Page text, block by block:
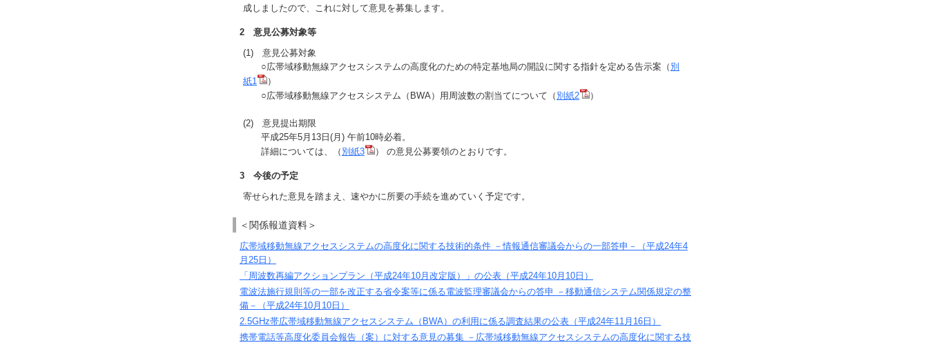
成しましたので、これに対して意見を募集します。
2 意見公募対象等
(1) 意見公募対象
○広帯域移動無線アクセスシステムの高度化のための特定基地局の開設に関する指針を定める告示案（ 別
紙1
）
○広帯域移動無線アクセスシステム（BWA）用周波数の割当てについて（ 別紙2 ）
(2) 意見提出期限
平成25年5月13日(月) 午前10時必着。
詳細については、（ 別紙3 ） の意見公募要領のとおりです。
3 今後の予定
寄せられた意見を踏まえ、速やかに所要の手続を進めていく予定です。
＜関係報道資料＞
広帯域移動無線アクセスシステムの高度化に関する技術的条件 －情報通信審議会からの一部答申－（平成24年4
月25日）
「周波数再編アクションプラン（平成24年10月改定版）」の公表（平成24年10月10日）
電波法施行規則等の一部を改正する省令案等に係る電波監理審議会からの答申 －移動通信システム関係規定の整
備－（平成24年10月10日）
2.5GHz帯広帯域移動無線アクセスシステム（BWA）の利用に係る調査結果の公表（平成24年11月16日）
携帯電話等高度化委員会報告（案）に対する意見の募集 －広帯域移動無線アクセスシステムの高度化に関する技